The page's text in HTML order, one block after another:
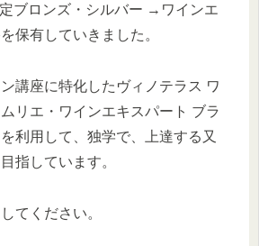
ブロンズ・シルバー →ワインエ
保有していきました。
講座に特化したヴィノテラス ワ
リエ・ワインエキスパート ブラ
利用して、独学で、上達する又
指しています。
てください。